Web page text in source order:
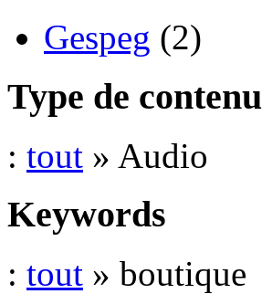
Gespeg (2)
Type de contenu
: tout » Audio
Keywords
: tout » boutique